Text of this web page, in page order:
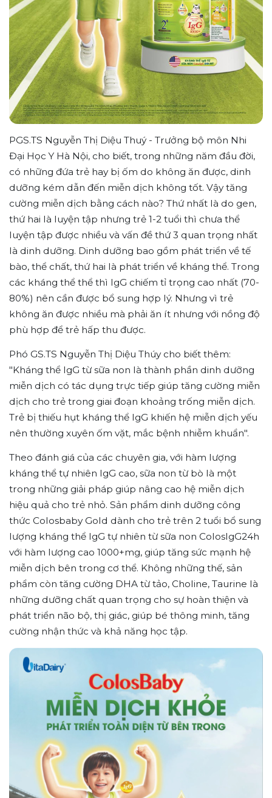
PGS.TS Nguyễn Thị Diệu Thuý - Trưởng bộ môn Nhi
Đại Học Y Hà Nội, cho biết, trong những năm đầu đời,
có những đứa trẻ hay bị ốm do không ăn được, dinh
dưỡng kém dẫn đến miễn dịch không tốt. Vậy tăng
cường miễn dịch bằng cách nào? Thứ nhất là do gen,
thứ hai là luyện tập nhưng trẻ 1-2 tuổi thì chưa thể
luyện tập được nhiều và vấn đề thứ 3 quan trọng nhất
là dinh dưỡng. Dinh dưỡng bao gồm phát triển về tế
bào, thể chất, thứ hai là phát triển về kháng thể. Trong
các kháng thể thể thì IgG chiếm tỉ trọng cao nhất (70-
80%) nên cần được bổ sung hợp lý. Nhưng vì trẻ
không ăn được nhiều mà phải ăn ít nhưng với nồng độ
phù hợp để trẻ hấp thu được.
Phó GS.TS Nguyễn Thị Diệu Thúy cho biết thêm:
"Kháng thể IgG từ sữa non là thành phần dinh dưỡng
miễn dịch có tác dụng trực tiếp giúp tăng cường miễn
dịch cho trẻ trong giai đoạn khoảng trống miễn dịch.
Trẻ bị thiếu hụt kháng thể IgG khiến hệ miễn dịch yếu
nên thường xuyên ốm vặt, mắc bệnh nhiễm khuẩn".
Theo đánh giá của các chuyên gia, với hàm lượng
kháng thể tự nhiên IgG cao, sữa non từ bò là một
trong những giải pháp giúp nâng cao hệ miễn dịch
hiệu quả cho trẻ nhỏ. Sản phẩm dinh dưỡng công
thức Colosbaby Gold dành cho trẻ trên 2 tuổi bổ sung
lượng kháng thể IgG tự nhiên từ sữa non ColosIgG24h
với hàm lượng cao 1000+mg, giúp tăng sức mạnh hệ
miễn dịch bên trong cơ thể. Không những thế, sản
phẩm còn tăng cường DHA từ tảo, Choline, Taurine là
những dưỡng chất quan trọng cho sự hoàn thiện và
phát triển não bộ, thị giác, giúp bé thông minh, tăng
cường nhận thức và khả năng học tập.